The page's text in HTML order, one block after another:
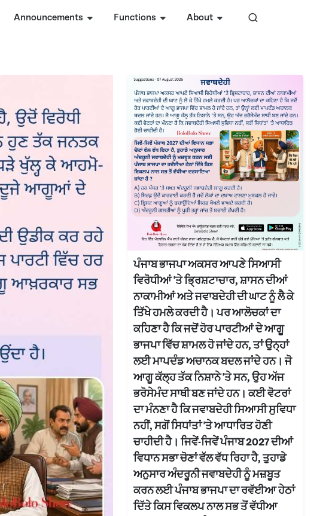
Announcements Functions About
ਪੰਜਾਬ ਭਾਜਪਾ ਅਕਸਰ ਆਪਣੇ ਸਿਆਸੀ
ਵਿਰੋਧੀਆਂ 'ਤੇ ਭ੍ਰਿਸ਼ਟਾਚਾਰ, ਸ਼ਾਸਨ ਦੀਆਂ
ਨਾਕਾਮੀਆਂ ਅਤੇ ਜਵਾਬਦੇਹੀ ਦੀ ਘਾਟ ਨੂੰ ਲੈ ਕੇ
ਤਿੱਖੇ ਹਮਲੇ ਕਰਦੀ ਹੈ। ਪਰ ਆਲੋਚਕਾਂ ਦਾ
ਕਹਿਣਾ ਹੈ ਕਿ ਜਦੋਂ ਹੋਰ ਪਾਰਟੀਆਂ ਦੇ ਆਗੂ
ਭਾਜਪਾ ਵਿੱਚ ਸ਼ਾਮਲ ਹੋ ਜਾਂਦੇ ਹਨ, ਤਾਂ ਉਨ੍ਹਾਂ
ਲਈ ਮਾਪਦੰਡ ਅਚਾਨਕ ਬਦਲ ਜਾਂਦੇ ਹਨ। ਜੋ
ਆਗੂ ਕੱਲ੍ਹ ਤੱਕ ਨਿਸ਼ਾਨੇ 'ਤੇ ਸਨ, ਉਹ ਅੱਜ
ਭਰੋਸੇਮੰਦ ਸਾਥੀ ਬਣ ਜਾਂਦੇ ਹਨ। ਕਈ ਵੋਟਰਾਂ
ਦਾ ਮੰਨਣਾ ਹੈ ਕਿ ਜਵਾਬਦੇਹੀ ਸਿਆਸੀ ਸੁਵਿਧਾ
ਨਹੀਂ, ਸਗੋਂ ਸਿਧਾਂਤਾਂ 'ਤੇ ਆਧਾਰਿਤ ਹੋਣੀ
ਚਾਹੀਦੀ ਹੈ। ਜਿਵੇਂ-ਜਿਵੇਂ ਪੰਜਾਬ 2027 ਦੀਆਂ
ਵਿਧਾਨ ਸਭਾ ਚੋਣਾਂ ਵੱਲ ਵੱਧ ਰਿਹਾ ਹੈ, ਤੁਹਾਡੇ
ਅਨੁਸਾਰ ਅੰਦਰੂਨੀ ਜਵਾਬਦੇਹੀ ਨੂੰ ਮਜ਼ਬੂਤ
ਕਰਨ ਲਈ ਪੰਜਾਬ ਭਾਜਪਾ ਦਾ ਰਵੱਈਆ ਹੇਠਾਂ
ਦਿੱਤੇ ਕਿਸ ਵਿਕਲਪ ਨਾਲ ਸਭ ਤੋਂ ਵੱਧੀਆ